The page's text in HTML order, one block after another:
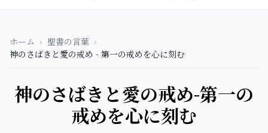
ホーム › 聖書の言葉 ›
神のさばきと愛の戒め - 第一の戒めを心に刻む
神のさばきと愛の戒め-第一の
戒めを心に刻む